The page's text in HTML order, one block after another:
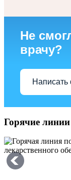
Не
врачу?
Написать
Горячие